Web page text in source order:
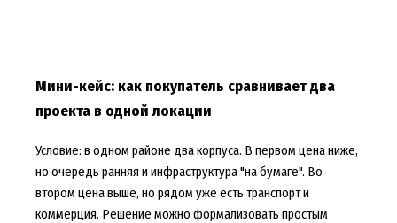
Мини-кейс: как покупатель сравнивает два
проекта в одной локации
Условие: в одном районе два корпуса. В первом цена ниже,
но очередь ранняя и инфраструктура "на бумаге". Во
втором цена выше, но рядом уже есть транспорт и
коммерция. Решение можно формализовать простым